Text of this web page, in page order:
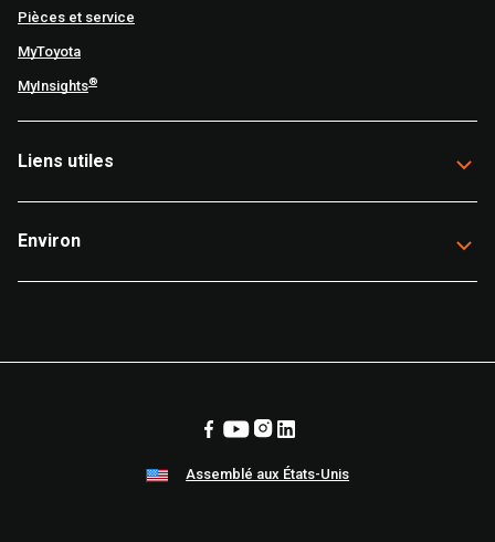
Pièces et service
MyToyota
MyInsights®
Liens utiles
Environ
Assemblé aux États-Unis